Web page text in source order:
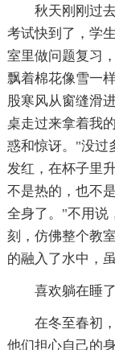
秋天刚刚过
考试快到了，学
室里做问题复习
飘着棉花像雪一
股寒风从窗缝滑
桌走过来拿着我
惑和惊讶。"没过
发红，在杯子里
不是热的，也不
全身了。"不用说
刻，仿佛整个教
的融入了水中，
喜欢躺在睡
在冬至春初
他们担心自己的